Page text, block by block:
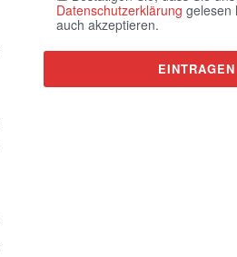
Datenschutzerklärung gelesen
auch akzeptieren.